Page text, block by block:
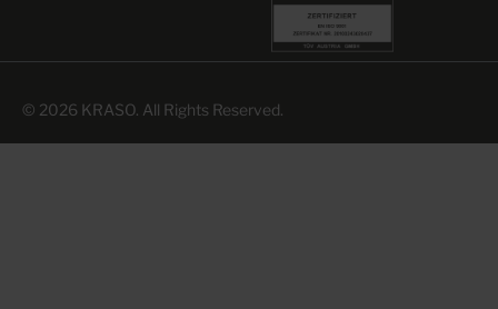
© 2026 KRASO. All Rights Reserved.